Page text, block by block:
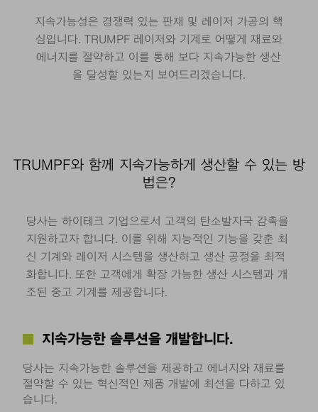
지속가능성은 경쟁력 있는 판재 및 레이저 가공의 핵
심입니다. TRUMPF 레이저와 기계로 어떻게 재료와
에너지를 절약하고 이를 통해 보다 지속가능한 생산
을 달성할 있는지 보여드리겠습니다.
TRUMPF와 함께 지속가능하게 생산할 수 있는 방
법은?
당사는 하이테크 기업으로서 고객의 탄소발자국 감축을
지원하고자 합니다. 이를 위해 지능적인 기능을 갖춘 최
신 기계와 레이저 시스템을 생산하고 생산 공정을 최적
화합니다. 또한 고객에게 확장 가능한 생산 시스템과 개
조된 중고 기계를 제공합니다.
지속가능한 솔루션을 개발합니다.
당사는 지속가능한 솔루션을 제공하고 에너지와 재료를
절약할 수 있는 혁신적인 제품 개발에 최선을 다하고 있
습니다.